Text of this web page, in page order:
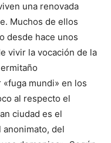
una renovada
Muchos de ellos
desde hace unos
vivir la vocación de la
mundi» en los
al respecto el
ciudad es el
del